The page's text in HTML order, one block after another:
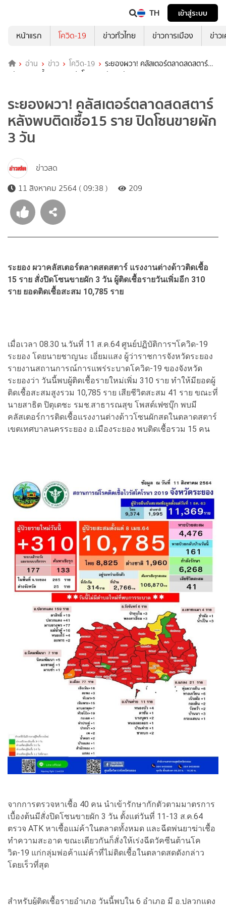
TH
เข้าสู่ระบบ
หน้าแรก
โควิด-19 ข่าวทั่วไทย ข่าวการเมือง ข่าว
อ่าน ข่าว โควิด-19
ระยองผวา! คลัสเตอร์ตลาดสดสตาร์
หลังพบติดเชื้อ15 ราย ปิดโซนขายผัก 3 วัน
ระยองผวา! คลัสเตอร์ตลาดสดสตาร์
หลังพบติดเชื้อ15 ราย ปิดโซนขายผัก
3 วัน
ข่าวสด
11 สิงหาคม 2564 ( 09:38 )
209
ระยอง ผวาคลัสเตอร์ตลาดสดสตาร์ แรงงานต่างด้าวติดเชื้อ
15 ราย สั่งปิดโซนขายผัก 3 วัน ผู้ติดเชื้อรายวันเพิ่มอีก 310
ราย ยอดติดเชื้อสะสม 10,785 ราย
เมื่อเวลา 08.30 น.วันที่ 11 ส.ค.64 ศูนย์ปฏิบัติการฯโควิด-19
ระยอง โดยนายชาญนะ เอี่ยมแสง ผู้ว่าราชการจังหวัดระยอง
รายงานสถานการณ์การแพร่ระบาดโควิด-19 ของจังหวัด
ระยองว่า วันนี้พบผู้ติดเชื้อรายใหม่เพิ่ม 310 ราย ทำให้มียอดผู้
ติดเชื้อสะสมสูงรวม 10,785 ราย เสียชีวิตสะสม 41 ราย ขณะที่
นายสาธิต ปิตุเตชะ รมช.สาธารณสุข โพสต์เฟซบุ๊ก พบมี
คลัสเตอร์การติดเชื้อแรงงานต่างด้าวโซนผักสดในตลาดสตาร์
เขตเทศบาลนครระยอง อ.เมืองระยอง พบติดเชื้อรวม 15 คน
จากการตรวจหาเชื้อ 40 คน นำเข้ารักษากักตัวตามมาตรการ
เบื้องต้นมีสั่งปิดโซนขายผัก 3 วัน ตั้งแต่วันที่ 11-13 ส.ค.64
ตรวจ ATK หาเชื้อแม่ค้าในตลาดทั้งหมด และฉีดพ่นยาฆ่าเชื้อ
ทำความสะอาด ขณะเดียวกันก็สั่งให้เร่งฉีดวัคซีนต้านโค
วิด-19 แก่กลุ่มพ่อค้าแม่ค้าที่ไม่ติดเชื้อในตลาดสดดังกล่าว
โดยเร็วที่สุด
สำหรับผู้ติดเชื้อรายอำเภอ วันนี้พบใน 6 อำเภอ มี อ.ปลวกแดง